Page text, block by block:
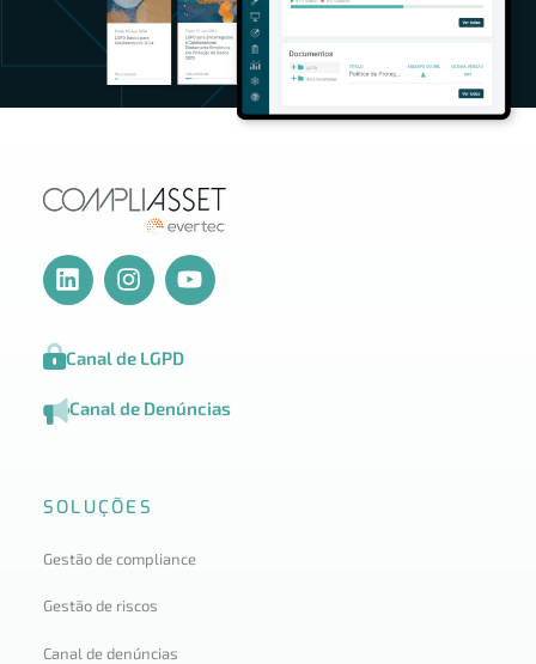
Canal de LGPD
Canal de Denúncias
SOLUÇÕES
Gestão de compliance
Gestão de riscos
Canal de denúncias